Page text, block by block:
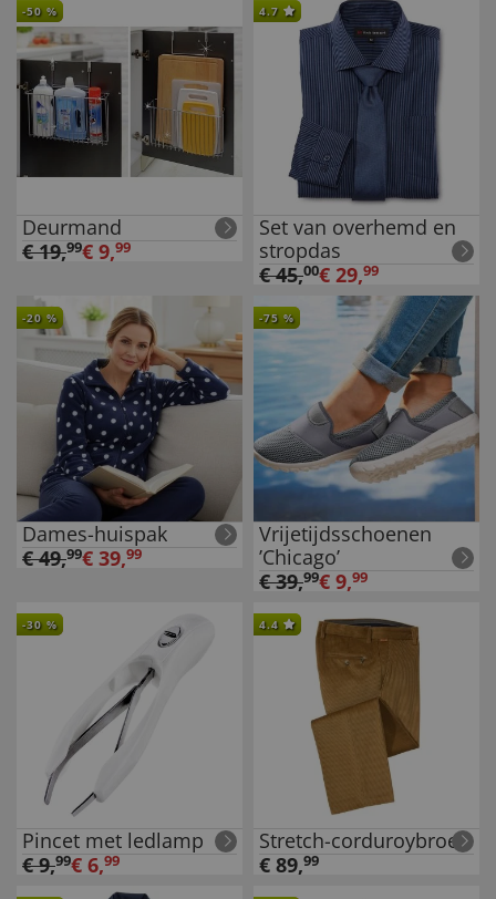
-50 %
Deurmand
€19,99€ 9,99
4.7
Set van overhemd en
stropdas
€45,00€ 29,99
-20 %
Dames-huispak
€49,99€ 39,99
-75 %
Vrijetijdsschoenen
’Chicago’
€39,99€ 9,99
-30 %
Pincet met ledlamp
€9,99€ 6,99
4.4
Stretch-corduroybroek
€ 89,99